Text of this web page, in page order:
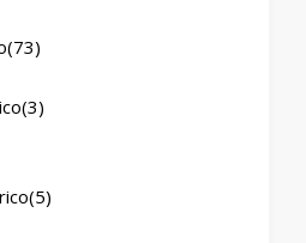
(73)
(3)
(5)